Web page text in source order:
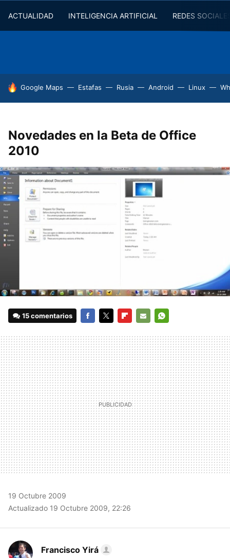
ACTUALIDAD INTELIGENCIA ARTIFICIAL REDES
HOY SE HABLA DE
Google Maps Estafas Rusia Android Linux
Novedades en la Beta de Office
2010
15 comentarios
MAIL
19 Octubre 2009
Actualizado 19 Octubre 2009, 22:26
Francisco Yirá